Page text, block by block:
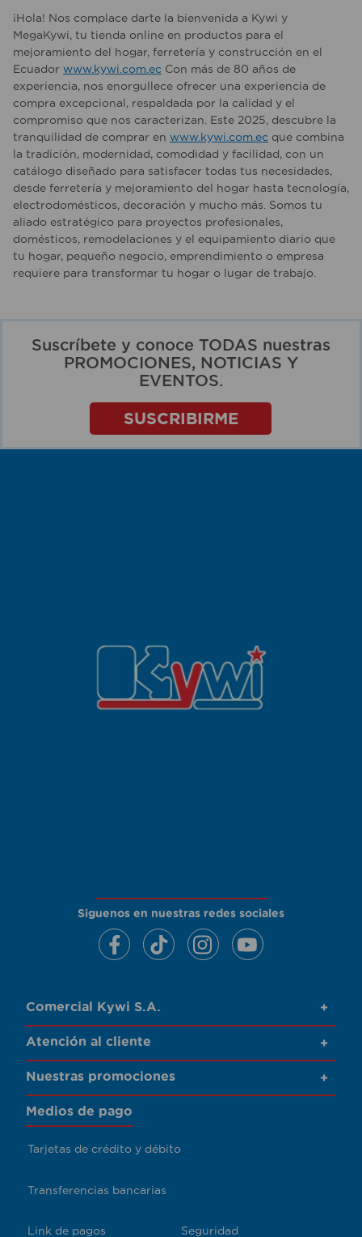
¡Hola! Nos complace darte la bienvenida a Kywi y
MegaKywi, tu tienda online en productos para el
mejoramiento del hogar, ferretería y construcción en el
Ecuador www.kywi.com.ec Con más de 80 años de
experiencia, nos enorgullece ofrecer una experiencia de
compra excepcional, respaldada por la calidad y el
compromiso que nos caracterizan. Este 2025, descubre la
tranquilidad de comprar en www.kywi.com.ec que combina
la tradición, modernidad, comodidad y facilidad, con un
catálogo diseñado para satisfacer todas tus necesidades,
desde ferretería y mejoramiento del hogar hasta tecnología,
electrodomésticos, decoración y mucho más. Somos tu
aliado estratégico para proyectos profesionales,
domésticos, remodelaciones y el equipamiento diario que
tu hogar, pequeño negocio, emprendimiento o empresa
requiere para transformar tu hogar o lugar de trabajo.
Suscríbete y conoce TODAS nuestras
PROMOCIONES, NOTICIAS Y
EVENTOS.
SUSCRIBIRME
Siguenos en nuestras redes sociales
Comercial Kywi S.A. +
Atención al cliente +
Nuestras promociones +
Medios de pago
Tarjetas de crédito y débito
Transferencias bancarias
Link de pagos Seguridad